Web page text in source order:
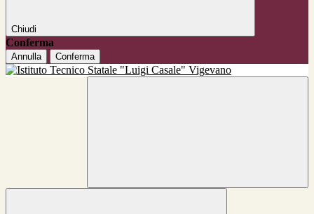
Chiudi
Conferma
Annulla Conferma